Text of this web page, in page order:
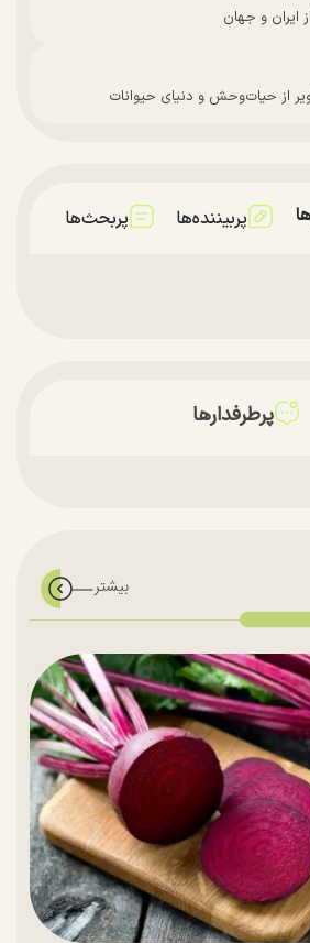
ایران و جهان
از حیات‌وحش و دنیای حیوانات
پربیننده‌ها پربحث‌ها
پرطرفدارها